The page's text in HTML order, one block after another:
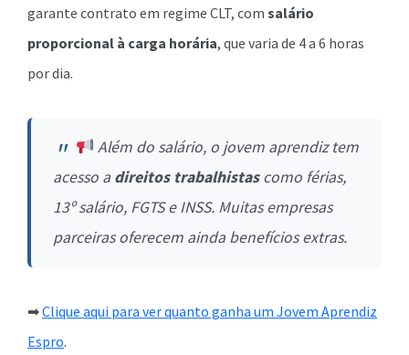
garante contrato em regime CLT, com salário
proporcional à carga horária, que varia de 4 a 6 horas
por dia.
Além do salário, o jovem aprendiz tem
acesso a direitos trabalhistascomo férias,
13º salário, FGTS e INSS. Muitas empresas
parceiras oferecem ainda benefícios extras.
➡Clique aqui para ver quanto ganha um Jovem Aprendiz
Espro.